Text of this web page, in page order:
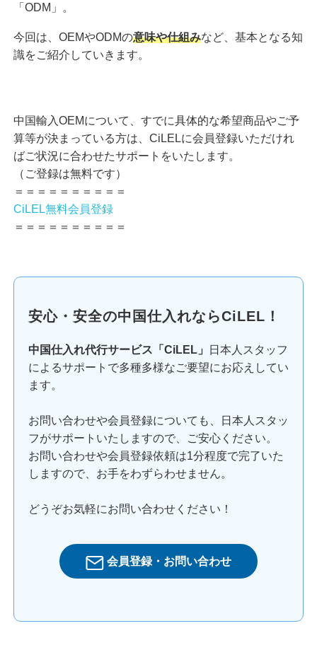
「ODM」。
今回は、OEMやODMの意味や仕組みなど、基本となる知
識をご紹介していきます。
中国輸入OEMについて、すでに具体的な希望商品やご予
算等が決まっている方は、CiLELに会員登録いただけれ
ばご状況に合わせたサポートをいたします。
（ご登録は無料です）
＝＝＝＝＝＝＝＝＝＝
CiLEL無料会員登録
＝＝＝＝＝＝＝＝＝＝
安心・安全の中国仕入れならCiLEL！
中国仕入れ代行サービス「CiLEL」
日本人スタッフ
によるサポートで多種多様なご要望にお応えしてい
ます。
お問い合わせや会員登録についても、日本人スタッ
フがサポートいたしますので、ご安心ください。
お問い合わせや会員登録依頼は1分程度で完了いた
しますので、お手をわずらわせません。
どうぞお気軽にお問い合わせください！
会員登録・お問い合わせ